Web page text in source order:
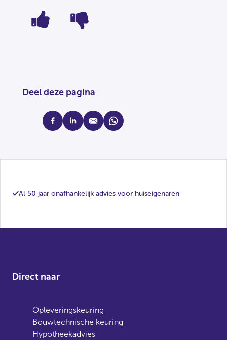
Deel deze pagina
facebooklinkedinmail whatsapp
Al 50 jaar onafhankelijk advies voor huiseigenaren
Direct naar
Opleveringskeuring
Bouwtechnische keuring
Hypotheekadvies